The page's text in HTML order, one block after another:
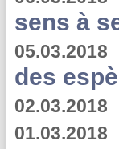
sens à
05.03.2018
des
02.03.2018
01.03.2018